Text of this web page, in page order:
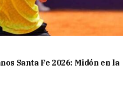
Santa Fe 2026: Midón en la